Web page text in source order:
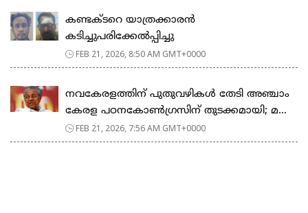
കണ്ടക്ടറെ യാത്രക്കാരൻ
കടിച്ചുപരിക്കേൽപ്പിച്ചു
FEB 21, 2026, 8:50 AM GMT+0000
നവകേരളത്തിന് പുതുവഴികൾ തേടി അഞ്ചാം
കേരള പഠനകോൺഗ്രസിന് തുടക്കമായി; മ...
FEB 21, 2026, 7:56 AM GMT+0000